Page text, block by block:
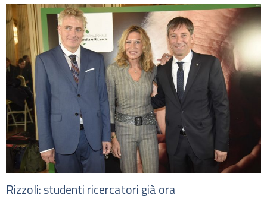
Rizzoli: studenti ricercatori già ora